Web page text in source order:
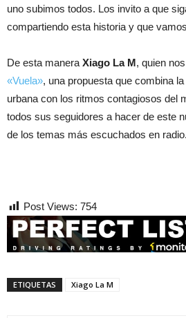
uno subimos todos. Los invito a que
compartiendo esta historia y que
De esta manera Xiago La M, quien
«Vuela», una propuesta que combina
urbana con los ritmos contagiosos del
todos sus seguidores a hacer de este
de los temas más escuchados en radio.
Post Views: 754
ETIQUETAS Xiago La M